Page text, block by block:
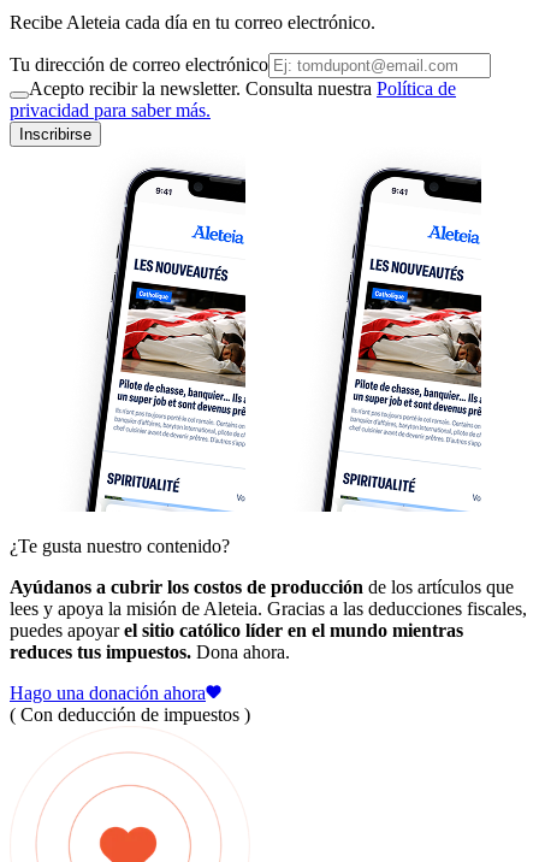
Recibe Aleteia cada día en tu correo electrónico.
Tu dirección de correo electrónico
Acepto recibir la newsletter. Consulta nuestra Política de
privacidad para saber más.
Inscribirse
¿Te gusta nuestro contenido?
Ayúdanos a cubrir los costos de producción de los artículos que
lees y apoya la misión de Aleteia. Gracias a las deducciones fiscales,
puedes apoyarel sitio católico líder en el mundo mientras
reduces tus impuestos. Dona ahora.
Hago una donación ahora
( Con deducción de impuestos )